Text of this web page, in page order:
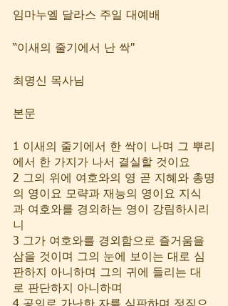
임마누엘 달라스 주일 대예배
“이새의 줄기에서 난 싹"
최명신 목사님
본문
1 이새의 줄기에서 한 싹이 나며 그 뿌리
에서 한 가지가 나서 결실할 것이요
2 그의 위에 여호와의 영 곧 지혜와 총명
의 영이요 모략과 재능의 영이요 지식
과 여호와를 경외하는 영이 강림하시리
니
3 그가 여호와를 경외함으로 즐거움을
삼을 것이며 그의 눈에 보이는 대로 심
판하지 아니하며 그의 귀에 들리는 대
로 판단하지 아니하며